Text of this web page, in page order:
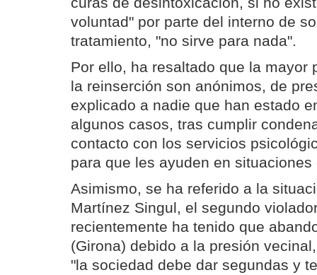
voluntad" por parte del interno de
tratamiento, "no sirve para nada".
Por ello, ha resaltado que la mayor
la reinserción son anónimos, de
explicado a nadie que han estado
algunos casos, tras cumplir
contacto con los servicios
para que les ayuden en
Asimismo, se ha referido a la
Martínez Singul, el segundo
recientemente ha tenido que
(Girona) debido a la presión
"la sociedad debe dar segundas y